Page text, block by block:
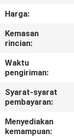
KONTROL
KUALITAS
HUBUNGI
KAMI
BERITA
Harga:
Kemasan
rincian:
Waktu
pengiriman:
Syarat-syarat
pembayaran:
Menyediakan
kemampuan: